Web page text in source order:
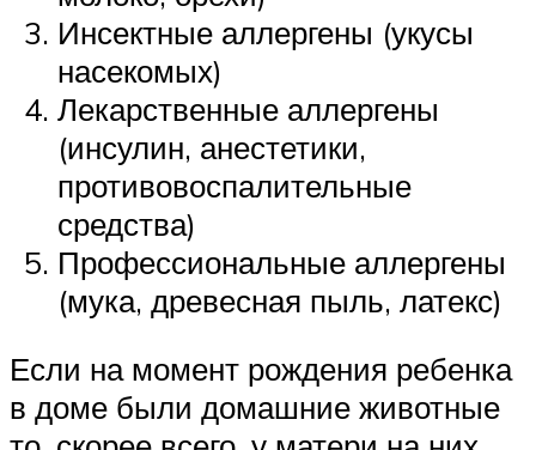
Инсектные аллергены (укусы
насекомых)
Лекарственные аллергены
(инсулин, анестетики,
противовоспалительные
средства)
Профессиональные аллергены
(мука, древесная пыль, латекс)
Если на момент рождения ребенка
в доме были домашние животные